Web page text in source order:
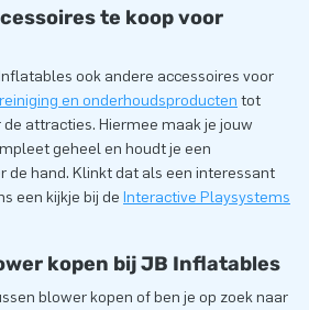
te koop voor
ook andere accessoires voor
reiniging en onderhoudsproducten tot
de attracties. Hiermee maak je jouw
geheel en houdt je een
de hand. Klinkt dat als een interessant
een kijkje bij de Interactive Playsystems
kopen bij JB Inflatables
blower kopen of ben je op zoek naar